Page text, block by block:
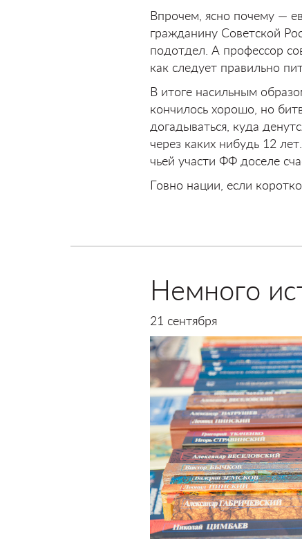
Впрочем, ясно почему —
гражданину Советской
подотдел. А профессор
как следует правильно
В итоге насильным
кончилось хорошо, но
догадываться, куда
через каких нибудь 12
чьей участи ФФ доселе
Говно нации, если коротко.
Немного
21 сентября